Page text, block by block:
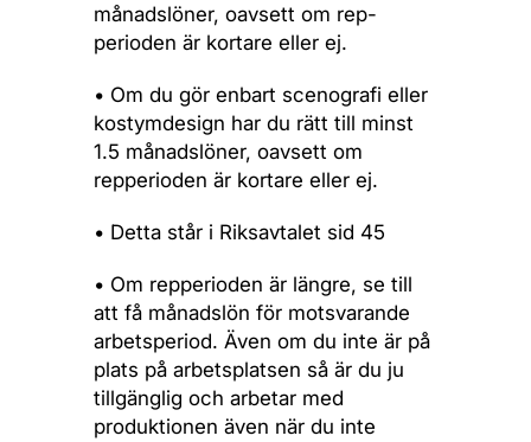
månadslöner, oavsett om rep-
perioden är kortare eller ej.
• Om du gör enbart scenografi eller
kostymdesign har du rätt till minst
1.5 månadslöner, oavsett om
repperioden är kortare eller ej.
• Detta står i Riksavtalet sid 45
• Om repperioden är längre, se till
att få månadslön för motsvarande
arbetsperiod. Även om du inte är på
plats på arbetsplatsen så är du ju
tillgänglig och arbetar med
produktionen även när du inte